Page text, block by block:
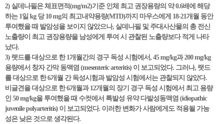
2) 실데나필은 체표면적(mg/m2)기준 인체 최고 권장용량의 약 0.6배에 해당
하는 1일 kg 당 10 mg의 최고내약용량(MTD)까지 마우스에게 18-21개월 동안
투여했을 때 발암성을 보이지 않았으나, 실데나필 및 주대사산물의 총 전신
노출량이 최고 권장용량을 남성에게 투여 시 관찰된 노출량보다 적게 나타
났다.
3) 랫드를 대상으로 한 1개월간의 경구 독성 시험에서, 45 mg/kg과 200 mg/kg
용량에서 창자 간막 동맥염 (mesenteric arteritis) 이 보고되었다. 그러나, 랫드
를 대상으로 한 6개월 간 독성시험과 발암성 시험에서는 관찰되지 않았다.
비글견을 대상으로 한 6개월과 12개월의 장기 경구 독성 시험에서 최고 용량
인 50 mg/kg을 투여했을 때 수컷에서 특발성 유약 다발성동맥염 (idiopathic
juvenile polyarteritis) 이 보고되었다. 이러한 변화가 사람에게도 적용될 가능
성은 낮은 것으로 생각된다.